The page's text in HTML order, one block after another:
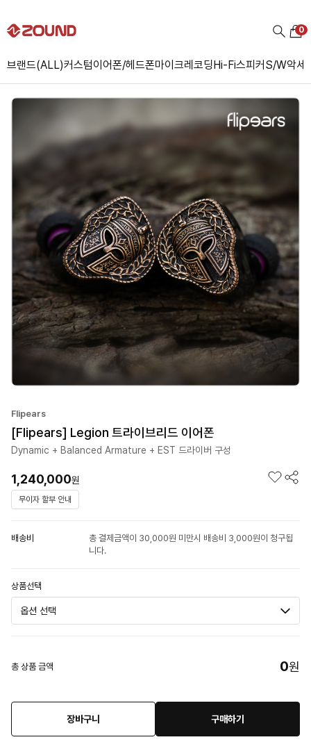
브랜드(ALL)커스텀이어폰/헤드폰마이크레코딩Hi-Fi스피커S/W악세
0
Flipears
[Flipears] Legion 트라이브리드 이어폰
Dynamic + Balanced Armature + EST 드라이버 구성
1,240,000원
무이자 할부 안내
배송비
총 결제금액이 30,000원 미만시 배송비 3,000원이 청구됩
니다.
상품선택
총 상품 금액 0원
장바구니 구매하기